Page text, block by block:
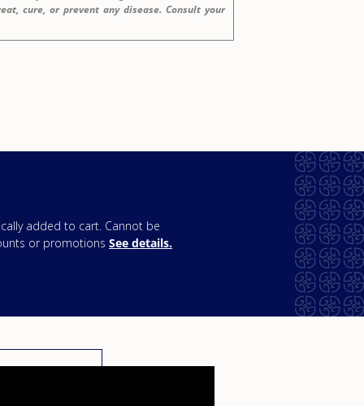
cure, or prevent any disease. Consult your
added to cart. Cannot be
or promotions See details.